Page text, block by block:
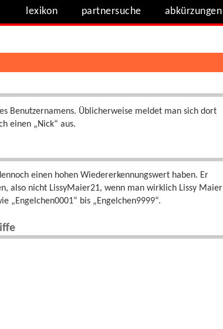
lexikon partnersuche abkürzungen
Benutzernamens. Üblicherweise meldet man sich dort
einen „Nick“ aus.
einen hohen Wiedererkennungswert haben. Er
also nicht LissyMaier21, wenn man wirklich Lissy Maier
„Engelchen0001“ bis „Engelchen9999“.